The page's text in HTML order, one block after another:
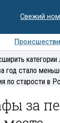
Свежий
год стало
по старости в
за